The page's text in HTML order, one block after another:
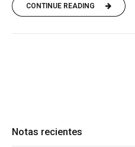
CONTINUE READING
Notas recientes